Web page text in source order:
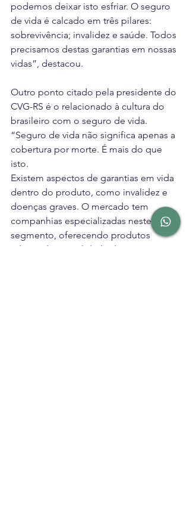
podemos deixar isto esfriar. O seguro
de vida é calcado em três pilares:
sobrevivência; invalidez e saúde. Todos
precisamos destas garantias em nossas
vidas”, destacou.
Outro ponto citado pela presidente do
CVG-RS é o relacionado à cultura do
brasileiro com o seguro de vida.
“Seguro de vida não significa apenas a
cobertura por morte. É mais do que
isto.
Existem aspectos de garantias em vida
dentro do produto, como invalidez e
doenças graves. O mercado tem
companhias especializadas neste
segmento, oferecendo produtos
adequados à realidade das pessoas.